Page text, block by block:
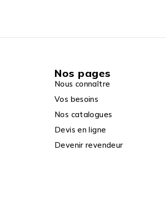
Nos pages
Nous connaître
Vos besoins
Nos catalogues
Devis en ligne
Devenir revendeur